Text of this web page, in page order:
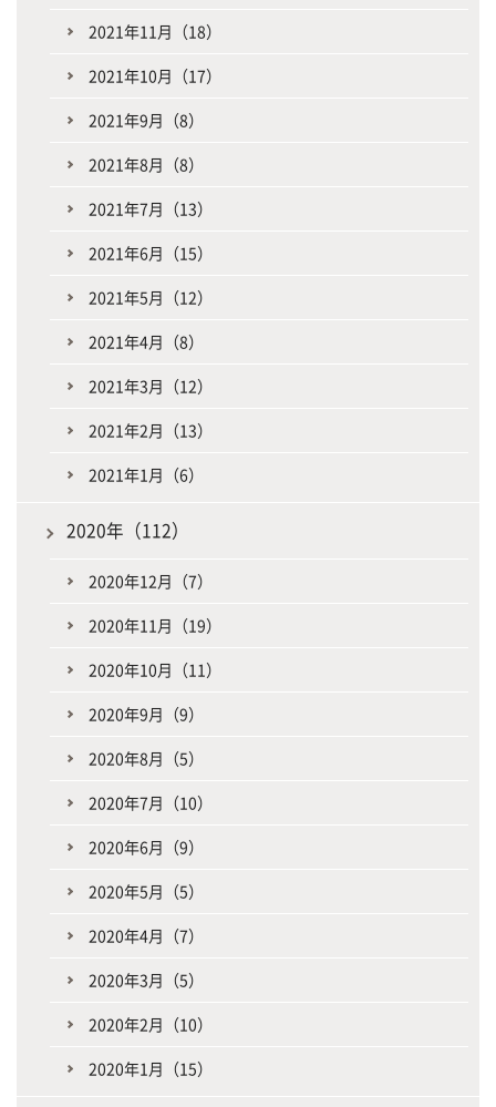
2021年11月（18）
2021年10月（17）
2021年9月（8）
2021年8月（8）
2021年7月（13）
2021年6月（15）
2021年5月（12）
2021年4月（8）
2021年3月（12）
2021年2月（13）
2021年1月（6）
2020年（112）
2020年12月（7）
2020年11月（19）
2020年10月（11）
2020年9月（9）
2020年8月（5）
2020年7月（10）
2020年6月（9）
2020年5月（5）
2020年4月（7）
2020年3月（5）
2020年2月（10）
2020年1月（15）